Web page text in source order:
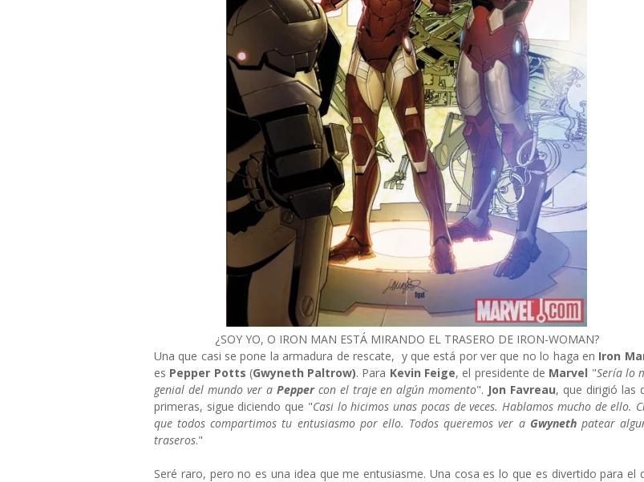
¿SOY YO, O IRON MAN ESTÁ MIRANDO EL TRASERO DE IRON-WOMAN?
Una que casi se pone la armadura de rescate, y que está por ver que no lo haga en Iron
es Pepper Potts (Gwyneth Paltrow). Para Kevin Feige, el presidente de Marvel "Sería lo
genial del mundo ver a Peppercon el traje en algún momento". Jon Favreau, que dirigió las
primeras, sigue diciendo que "Casi lo hicimos unas pocas de veces. Hablamos mucho de ello.
que todos compartimos tu entusiasmo por ello. Todos queremos ver aGwynethpatear
traseros."
Seré raro, pero no es una idea que me entusiasme. Una cosa es lo que es divertido para el